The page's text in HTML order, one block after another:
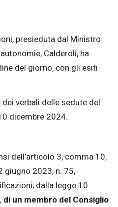
presieduta dal Ministro
Calderoli, ha
del giorno, con gli esiti
verbali delle sedute del
dicembre 2024.
dell’articolo 3, comma 10,
giugno 2023, n. 75,
dalla legge 10
di un membro del Consiglio